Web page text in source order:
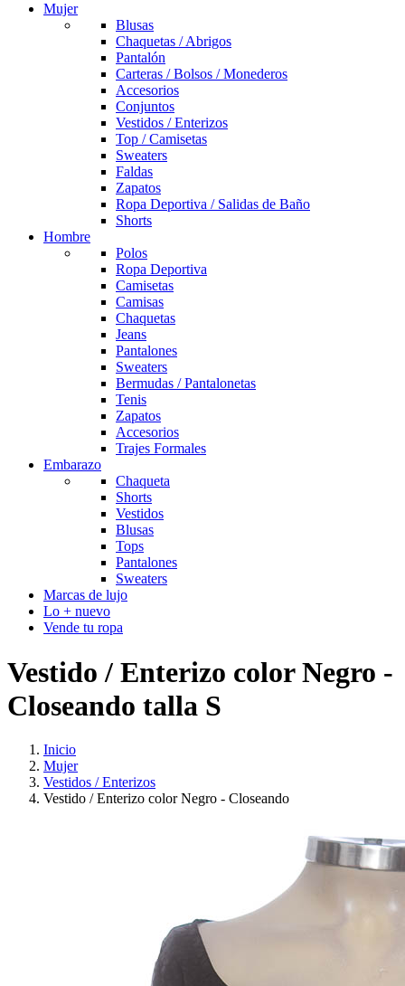
Mujer
Blusas
Chaquetas / Abrigos
Pantalón
Carteras / Bolsos / Monederos
Accesorios
Conjuntos
Vestidos / Enterizos
Top / Camisetas
Sweaters
Faldas
Zapatos
Ropa Deportiva / Salidas de Baño
Shorts
Hombre
Polos
Ropa Deportiva
Camisetas
Camisas
Chaquetas
Jeans
Pantalones
Sweaters
Bermudas / Pantalonetas
Tenis
Zapatos
Accesorios
Trajes Formales
Embarazo
Chaqueta
Shorts
Vestidos
Blusas
Tops
Pantalones
Sweaters
Marcas de lujo
Lo + nuevo
Vende tu ropa
Vestido / Enterizo color Negro -
Closeando talla S
Inicio
Mujer
Vestidos / Enterizos
Vestido / Enterizo color Negro - Closeando